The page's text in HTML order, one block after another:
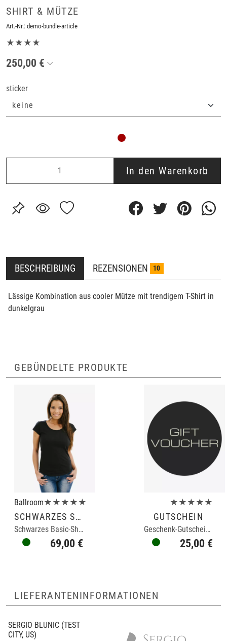
SHIRT & MÜTZE
Art.-Nr.: demo-bundle-article
★★★★
250,00 €
sticker
In den Warenkorb
BESCHREIBUNG REZENSIONEN 10
Lässige Kombination aus cooler Mütze mit trendigem T-Shirt in
dunkelgrau
GEBÜNDELTE PRODUKTE
Ballroom★★★★★
SCHWARZES SHIRT
Schwarzes Basic-Shirt für Frauen
69,00 €
★★★★★
GUTSCHEIN
Geschenk-Gutschein für Freunde
25,00 €
LIEFERANTENINFORMATIONEN
SERGIO BLUNIC (TEST
CITY, US)